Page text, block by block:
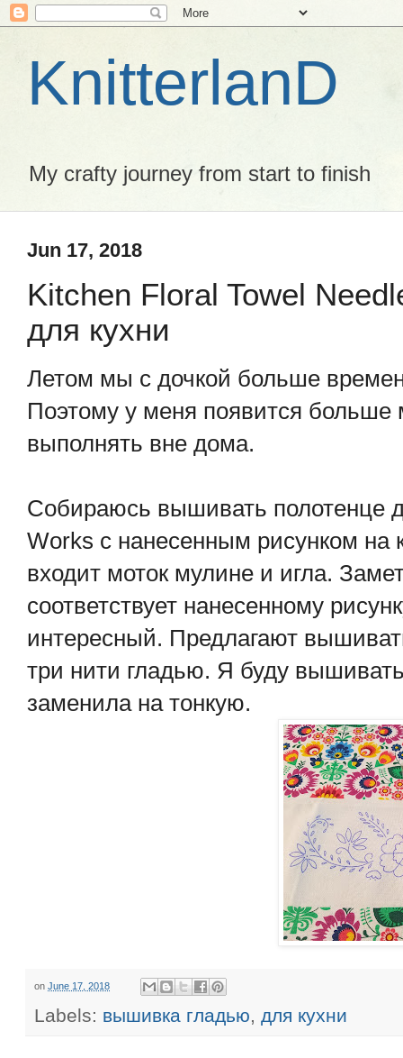
KnitterlanD
My crafty journey from start to finish
Jun 17, 2018
Kitchen Floral Towel
для кухни
Летом мы с дочкой больше
Поэтому у меня появится больше
выполнять вне дома.
Собираюсь вышивать полотенце
Works с нанесенным рисунком на
входит моток мулине и игла.
соответствует нанесенному
интересный. Предлагают
три нити гладью. Я буду
заменила на тонкую.
on June 17, 2018
Labels: вышивка гладью, для кухни